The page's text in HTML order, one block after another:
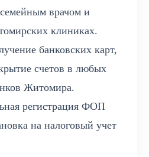
врачом и
клиниках.
банковских карт,
счетов в любых
Житомира.
регистрация ФОП
на налоговый учет